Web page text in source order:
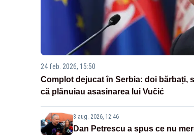
24 feb. 2026, 15:50
Complot dejucat în Serbia: doi bărbați,
că plănuiau asasinarea lui Vučić
8 aug. 2026, 12:46
Dan Petrescu a spus ce nu